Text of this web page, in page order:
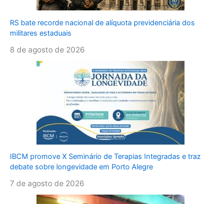
RS bate recorde nacional de alíquota previdenciária dos
militares estaduais
8 de agosto de 2026
IBCM promove X Seminário de Terapias Integradas e traz
debate sobre longevidade em Porto Alegre
7 de agosto de 2026